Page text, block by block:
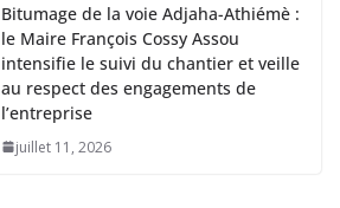
Bitumage de la voie Adjaha-Athiémè :
le Maire François Cossy Assou
intensifie le suivi du chantier et veille
au respect des engagements de
l’entreprise
juillet 11, 2026